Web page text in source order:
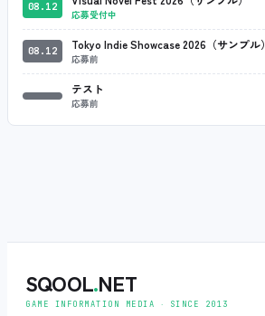
08.12
応募受付中
08.12 Tokyo Indie Showcase 2026（サンプル）
応募前
テスト
応募前
SQOOL.NET
GAME INFORMATION MEDIA ‧ SINCE 2013